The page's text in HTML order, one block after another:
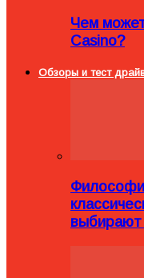
Чем
Casino?
Обзоры и тест
выбирают